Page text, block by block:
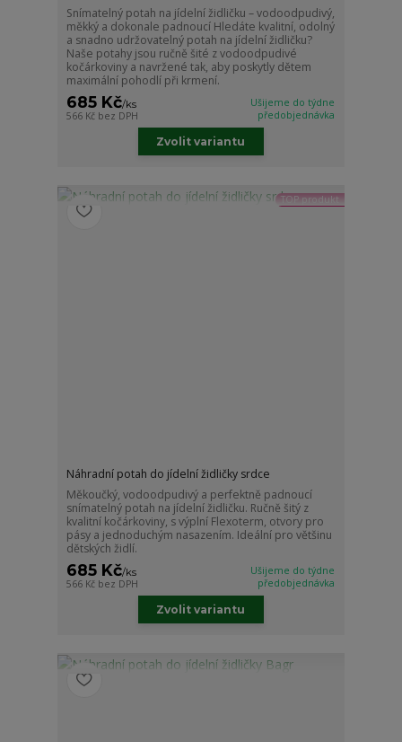
Snímatelný potah na jídelní židličku – vodoodpudivý,
měkký a dokonale padnoucí Hledáte kvalitní, odolný
a snadno udržovatelný potah na jídelní židličku?
Naše potahy jsou ručně šité z vodoodpudivé
kočárkoviny a navržené tak, aby poskytly dětem
maximální pohodlí při krmení.
685 Kč/ks
566 Kč bez DPH
Ušijeme do týdne
předobjednávka
Zvolit variantu
TOP produkt
Náhradní potah do jídelní židličky srdce
Měkoučký, vodoodpudivý a perfektně padnoucí
snímatelný potah na jídelní židličku. Ručně šitý z
kvalitní kočárkoviny, s výplní Flexoterm, otvory pro
pásy a jednoduchým nasazením. Ideální pro většinu
dětských židlí.
685 Kč/ks
566 Kč bez DPH
Ušijeme do týdne
předobjednávka
Zvolit variantu